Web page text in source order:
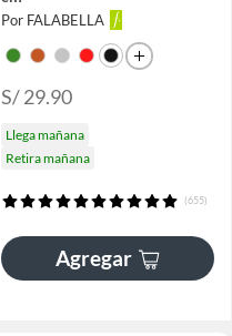
Por FALABELLA
S/ 29.90
Llega mañana
Retira mañana
(655)
Agregar